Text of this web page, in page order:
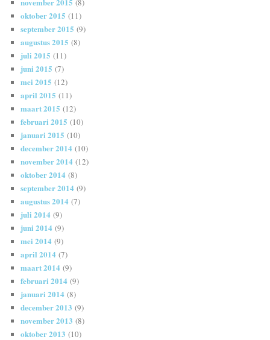
(8)
oktober 2015 (11)
september 2015 (9)
augustus 2015 (8)
juli 2015 (11)
juni 2015 (7)
mei 2015 (12)
april 2015 (11)
maart 2015 (12)
februari 2015 (10)
januari 2015 (10)
december 2014 (10)
november 2014 (12)
oktober 2014 (8)
september 2014 (9)
augustus 2014 (7)
juli 2014 (9)
juni 2014 (9)
mei 2014 (9)
april 2014 (7)
maart 2014 (9)
februari 2014 (9)
januari 2014 (8)
december 2013 (9)
november 2013 (8)
oktober 2013 (10)